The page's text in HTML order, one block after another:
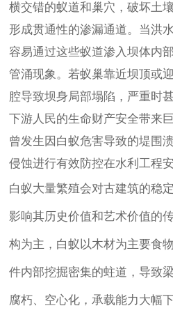
横交错的蚁道和巢穴，破坏土
形成贯通性的渗漏通道。当洪
容易通过这些蚁道渗入坝体内
管涌现象。若蚁巢靠近坝顶或
腔导致坝身局部塌陷，严重时
下游人民的生命财产安全带来
曾发生因白蚁危害导致的堤围
侵蚀进行有效防控在水利工程
白蚁大量繁殖会对古建筑的稳
影响其历史价值和艺术价值的
构为主，白蚁以木材为主要食
件内部挖掘密集的蛀道，导致
腐朽、空心化，承载能力大幅